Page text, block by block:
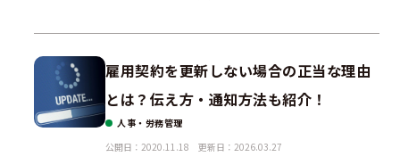
雇用契約を更新しない場合の正当な理由
とは？伝え方・通知方法も紹介！
人事・労務管理
公開日：2020.11.18
更新日：2026.03.27